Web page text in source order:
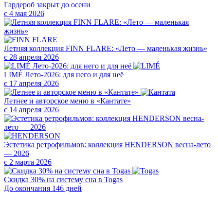
Гардероб закрыт до осени
с 4 мая 2026
Летняя коллекция FINN FLARE: «Лето — маленькая жизнь»
с 28 апреля 2026
LIMÉ Лето-2026: для него и для неё
с 17 апреля 2026
Летнее и авторское меню в «Кантате»
с 14 апреля 2026
Эстетика ретрофильмов: коллекция HENDERSON весна-лето
— 2026
с 2 марта 2026
Скидка 30% на систему сна в Togas
До окончания 146 дней